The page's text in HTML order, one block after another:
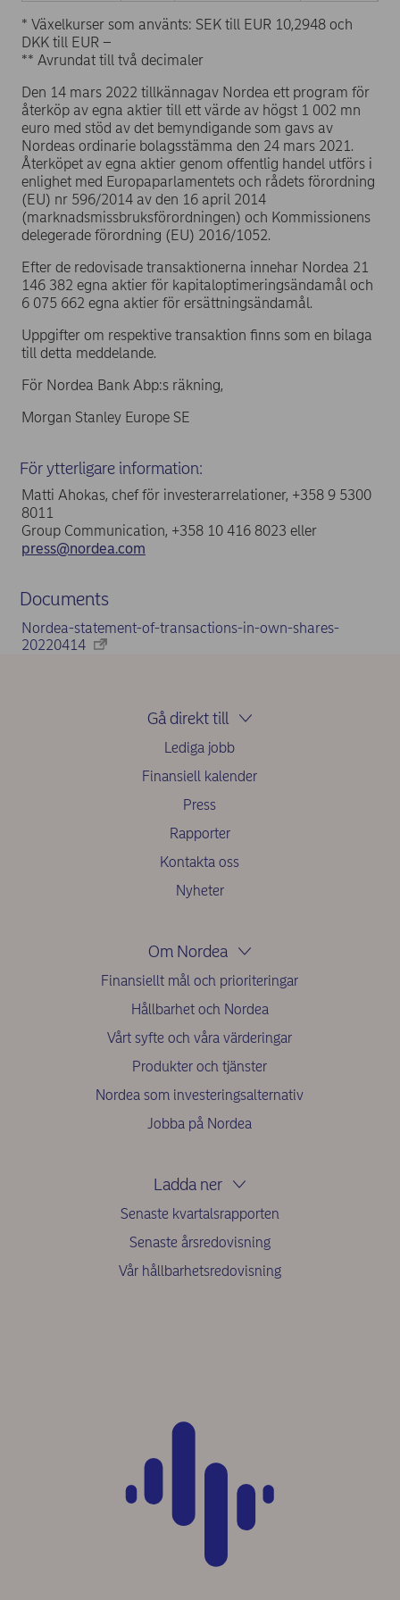
* Växelkurser som använts: SEK till EUR 10,2948 och
DKK till EUR –
** Avrundat till två decimaler
Den 14 mars 2022 tillkännagav Nordea ett program för
återköp av egna aktier till ett värde av högst 1 002 mn
euro med stöd av det bemyndigande som gavs av
Nordeas ordinarie bolagsstämma den 24 mars 2021.
Återköpet av egna aktier genom offentlig handel utförs i
enlighet med Europaparlamentets och rådets förordning
(EU) nr 596/2014 av den 16 april 2014
(marknadsmissbruksförordningen) och Kommissionens
delegerade förordning (EU) 2016/1052.
Efter de redovisade transaktionerna innehar Nordea 21
146 382 egna aktier för kapitaloptimeringsändamål och
6 075 662 egna aktier för ersättningsändamål.
Uppgifter om respektive transaktion finns som en bilaga
till detta meddelande.
För Nordea Bank Abp:s räkning,
Morgan Stanley Europe SE
För ytterligare information:
Matti Ahokas, chef för investerarrelationer, +358 9 5300
8011
Group Communication, +358 10 416 8023 eller
press@nordea.com
Documents
Nordea-statement-of-transactions-in-own-shares-
20220414
Gå direkt till
Lediga jobb
Finansiell kalender
Press
Rapporter
Kontakta oss
Nyheter
Om Nordea
Finansiellt mål och prioriteringar
Hållbarhet och Nordea
Vårt syfte och våra värderingar
Produkter och tjänster
Nordea som investeringsalternativ
Jobba på Nordea
Ladda ner
Senaste kvartalsrapporten
Senaste årsredovisning
Vår hållbarhetsredovisning